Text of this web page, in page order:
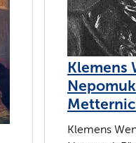
Klemens
Klemens